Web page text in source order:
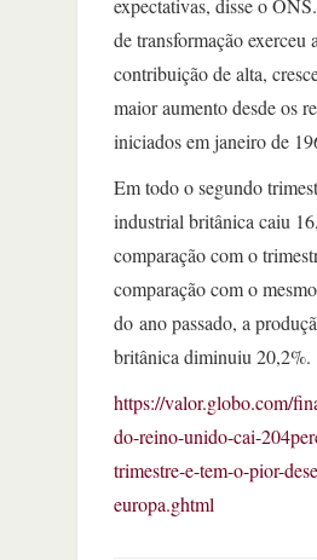
expectativas, disse o
de transformação exerceu
contribuição de alta,
maior aumento desde os
iniciados em janeiro de
Em todo o segundo
industrial britânica caiu
comparação com o
comparação com o
do ano passado, a
britânica diminuiu 20,2%.
https://valor.globo.com/
do-reino-unido-cai-
trimestre-e-tem-o-pior-
europa.ghtml